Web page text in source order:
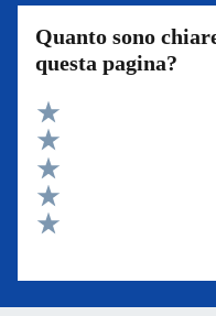
Quanto sono
questa pagina?
Valuta 5 stelle su 5
Valuta 4 stelle su 5
Valuta 3 stelle su 5
Valuta 2 stelle su 5